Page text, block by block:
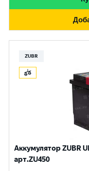
ZUBR
Аккумулятор ZUBR
арт.ZU450